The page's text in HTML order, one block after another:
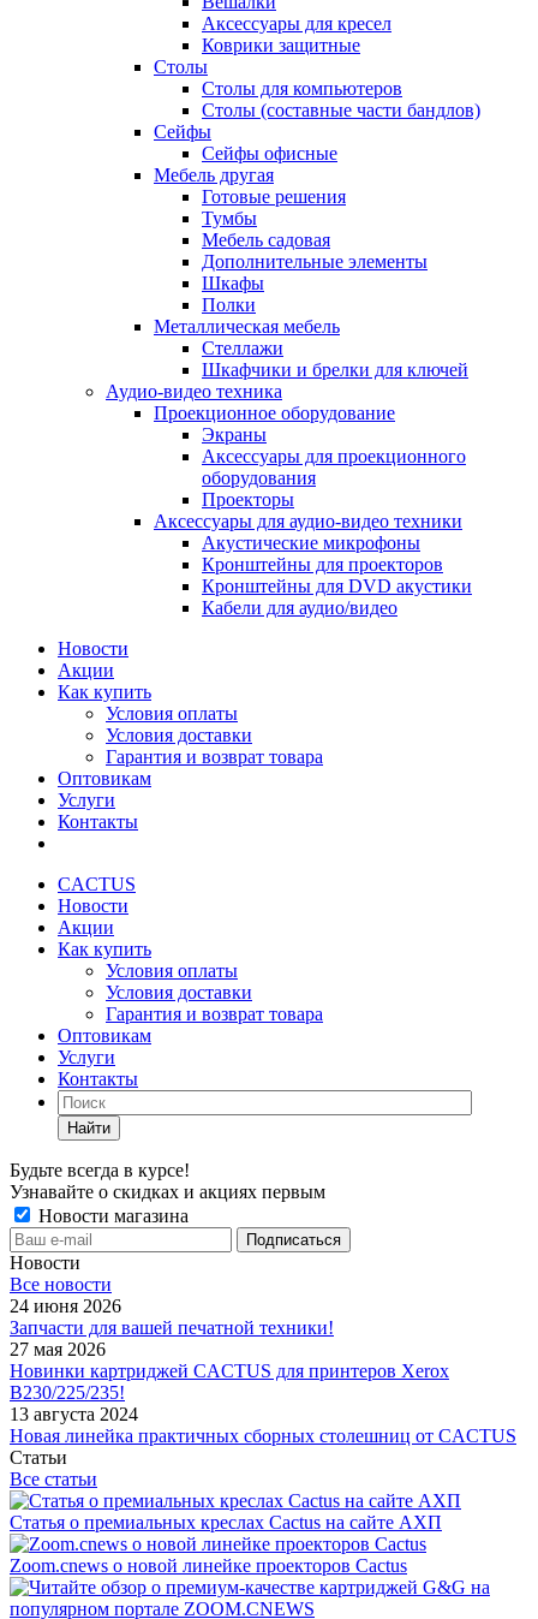
Аксессуары для кресел
Коврики защитные
Столы
Столы для компьютеров
Столы (составные части бандлов)
Сейфы
Сейфы офисные
Мебель другая
Готовые решения
Тумбы
Мебель садовая
Дополнительные элементы
Шкафы
Полки
Металлическая мебель
Стеллажи
Шкафчики и брелки для ключей
Аудио-видео техника
Проекционное оборудование
Экраны
Аксессуары для проекционного
оборудования
Проекторы
Аксессуары для аудио-видео техники
Акустические микрофоны
Кронштейны для проекторов
Кронштейны для DVD акустики
Кабели для аудио/видео
Новости
Акции
Как купить
Условия оплаты
Условия доставки
Гарантия и возврат товара
Оптовикам
Услуги
Контакты
CACTUS
Новости
Акции
Как купить
Условия оплаты
Условия доставки
Гарантия и возврат товара
Оптовикам
Услуги
Контакты
Найти
Будьте всегда в курсе!
Узнавайте о скидках и акциях первым
Новости магазина
Новости
Все новости
24 июня 2026
Запчасти для вашей печатной техники!
27 мая 2026
Новинки картриджей CACTUS для принтеров Xerox
B230/225/235!
13 августа 2024
Новая линейка практичных сборных столешниц от CACTUS
Статьи
Все статьи
Статья о премиальных креслах Cactus на сайте АХП
Zoom.cnews о новой линейке проекторов Cactus